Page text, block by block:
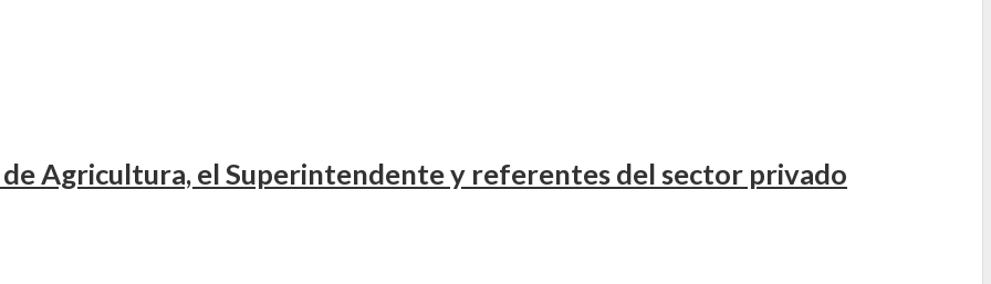
de Agricultura, el Superintendente y referentes del sector privado